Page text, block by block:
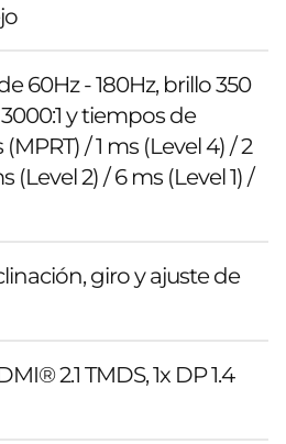
60Hz - 180Hz, brillo 350
y tiempos de
/ 1 ms (Level 4) / 2
(Level 2) / 6 ms (Level 1) /
giro y ajuste de
2.1 TMDS, 1x DP 1.4